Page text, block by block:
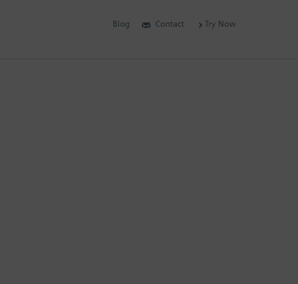
Blog Contact Try Now